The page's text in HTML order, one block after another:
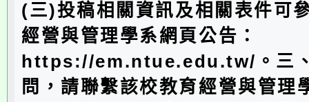
(三)投稿相關資訊及相關表件可
經營與管理學系網頁公告：
https://em.ntue.edu.tw/。三
問，請聯繫該校教育經營與管理